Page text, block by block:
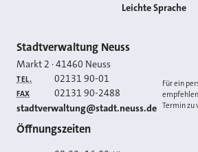
Leichte Sprache
Kontakt
Stadtverwaltung Neuss
Markt 2 ·41460 Neuss
TEL. 02131 90-01
FAX 02131 90-2488
E-MAIL
stadtverwaltung@stadt.neuss.de
Für ein
Termin zu
Öffnungszeiten